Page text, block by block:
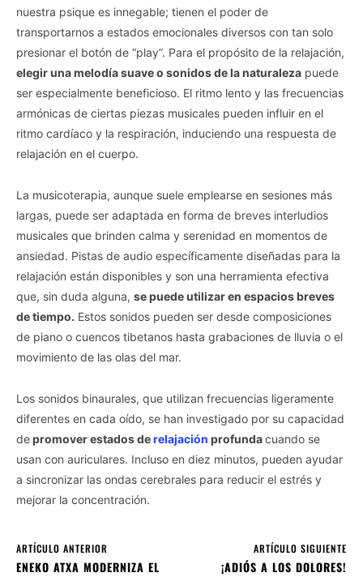
nuestra psique es innegable; tienen el poder de
transportarnos a estados emocionales diversos con tan solo
presionar el botón de “play”. Para el propósito de la relajación,
elegir una melodía suave o sonidos de la naturaleza puede
ser especialmente beneficioso. El ritmo lento y las frecuencias
armónicas de ciertas piezas musicales pueden influir en el
ritmo cardíaco y la respiración, induciendo una respuesta de
relajación en el cuerpo.
La musicoterapia, aunque suele emplearse en sesiones más
largas, puede ser adaptada en forma de breves interludios
musicales que brinden calma y serenidad en momentos de
ansiedad. Pistas de audio específicamente diseñadas para la
relajación están disponibles y son una herramienta efectiva
que, sin duda alguna, se puede utilizar en espacios breves
de tiempo. Estos sonidos pueden ser desde composiciones
de piano o cuencos tibetanos hasta grabaciones de lluvia o el
movimiento de las olas del mar.
Los sonidos binaurales, que utilizan frecuencias ligeramente
diferentes en cada oído, se han investigado por su capacidad
depromover estados derelajación profundacuando se
usan con auriculares. Incluso en diez minutos, pueden ayudar
a sincronizar las ondas cerebrales para reducir el estrés y
mejorar la concentración.
ARTÍCULO ANTERIOR
ENEKO ATXA MODERNIZA EL
ARTÍCULO SIGUIENTE
¡ADIÓS A LOS DOLORES!